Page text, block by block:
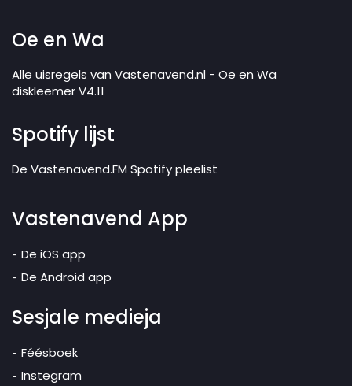
Oe en Wa
Alle uisregels van Vastenavend.nl - Oe en Wa
diskleemer V4.11
Spotify lijst
De Vastenavend.FM Spotify pleelist
Vastenavend App
De iOS app
De Android app
Sesjale medieja
Féésboek
Instegram